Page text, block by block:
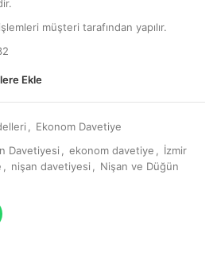
müşteri tarafından yapılır.
Ekle
Ekonom Davetiye
Davetiyesi ekonom davetiye
İzmir
nişan davetiyesi
Nişan ve Düğün